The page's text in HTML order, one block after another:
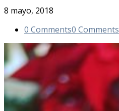
8 mayo, 2018
0 Comments0 Comments